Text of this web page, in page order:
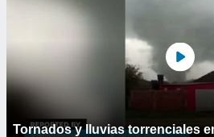
Tornados y lluvias torrenciales